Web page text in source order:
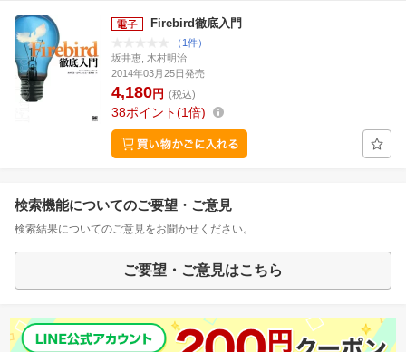
Firebird徹底入門
（1件）
坂井恵, 木村明治
2014年03月25日発売
4,180円 (税込)
38ポイント 1倍
検索機能についてのご要望・ご意見
検索結果についてのご意見をお聞かせください。
ご要望・ご意見はこちら